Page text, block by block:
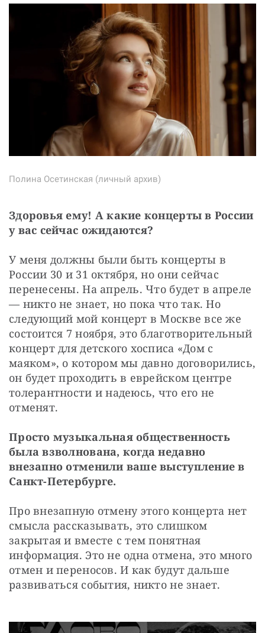
Полина Осетинская (личный архив)
Здоровья ему! А какие концерты в России
у вас сейчас ожидаются?
У меня должны были быть концерты в
России 30 и 31 октября, но они сейчас
перенесены. На апрель. Что будет в апреле
— никто не знает, но пока что так. Но
следующий мой концерт в Москве все же
состоится 7 ноября, это благотворительный
концерт для детского хосписа «Дом с
маяком», о котором мы давно договорились,
он будет проходить в еврейском центре
толерантности и надеюсь, что его не
отменят.
Просто музыкальная общественность
была взволнована, когда недавно
внезапно отменили ваше выступление в
Санкт-Петербурге.
Про внезапную отмену этого концерта нет
смысла рассказывать, это слишком
закрытая и вместе с тем понятная
информация. Это не одна отмена, это много
отмен и переносов. И как будут дальше
развиваться события, никто не знает.